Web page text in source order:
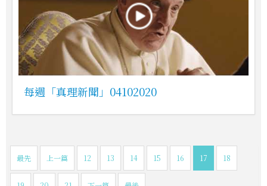
每週「真理新聞」04102020
最先 上一篇 12 13 14 15 16 17 18